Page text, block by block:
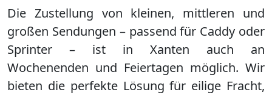
Die Zustellung von kleinen, mittleren und
großen Sendungen – passend für Caddy oder
Sprinter – ist in Xanten auch an
Wochenenden und Feiertagen möglich. Wir
bieten die perfekte Lösung für eilige Fracht,